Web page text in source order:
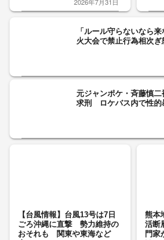
「ルール守らないなら
火大会で禁止行為相次
元ジャンポケ・斉藤慎
求刑 ロケバス内で性
【台風情報】台風13号は7日
ごろ沖縄に直撃 勢力維持の
おそれも 関東や東海など
熊本
活断
門家